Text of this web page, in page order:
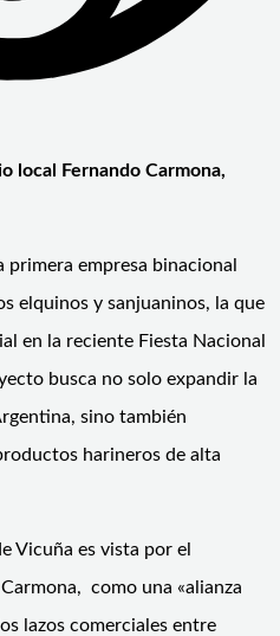
local Fernando Carmona,
primera empresa binacional
elquinos y sanjuaninos, la que
en la reciente Fiesta Nacional
busca no solo expandir la
sino también
harineros de alta
Vicuña es vista por el
como una «alianza
lazos comerciales entre